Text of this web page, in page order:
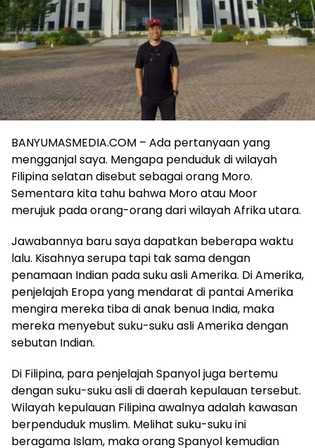
BANYUMASMEDIA.COM – Ada pertanyaan yang
mengganjal saya. Mengapa penduduk di wilayah
Filipina selatan disebut sebagai orang Moro.
Sementara kita tahu bahwa Moro atau Moor
merujuk pada orang-orang dari wilayah Afrika utara.
Jawabannya baru saya dapatkan beberapa waktu
lalu. Kisahnya serupa tapi tak sama dengan
penamaan Indian pada suku asli Amerika. Di Amerika,
penjelajah Eropa yang mendarat di pantai Amerika
mengira mereka tiba di anak benua India, maka
mereka menyebut suku-suku asli Amerika dengan
sebutan Indian.
Di Filipina, para penjelajah Spanyol juga bertemu
dengan suku-suku asli di daerah kepulauan tersebut.
Wilayah kepulauan Filipina awalnya adalah kawasan
berpenduduk muslim. Melihat suku-suku ini
beragama Islam, maka orang Spanyol kemudian